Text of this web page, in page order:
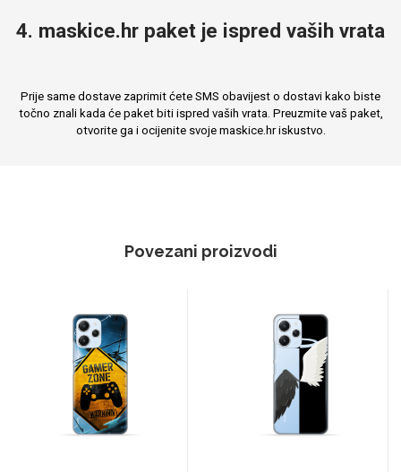
4. maskice.hr paket je ispred vaših vrata
Prije same dostave zaprimit ćete SMS obavijest o dostavi kako biste
točno znali kada će paket biti ispred vaših vrata. Preuzmite vaš paket,
otvorite ga i ocijenite svoje maskice.hr iskustvo.
Povezani proizvodi